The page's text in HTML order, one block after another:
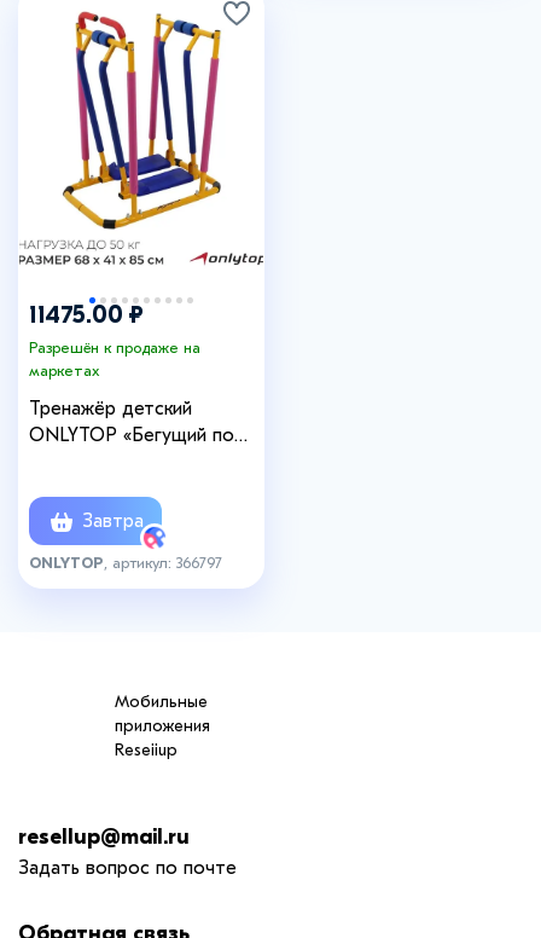
11475.00 ₽
Разрешён к продаже на
маркетах
Тренажёр детский
ONLYTOP «Бегущий по
Завтра
ONLYTOP , артикул: 366797
Мобильные
приложения
Reseiiup
resellup@mail.ru
Задать вопрос по почте